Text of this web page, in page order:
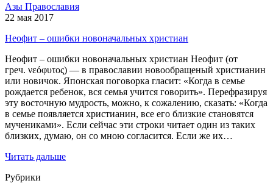
Азы Православия
22 мая 2017
Неофит – ошибки новоначальных христиан
Неофит – ошибки новоначальных христиан Неофит (от
греч. νεόφυτος) — в православии новообращеный христианин
или новичок. Японская поговорка гласит: «Когда в семье
рождается ребенок, вся семья учится говорить». Перефразируя
эту восточную мудрость, можно, к сожалению, сказать: «Когда
в семье появляется христианин, все его близкие становятся
мучениками». Если сейчас эти строки читает один из таких
близких, думаю, он со мною согласится. Если же их…
Читать дальше
Рубрики